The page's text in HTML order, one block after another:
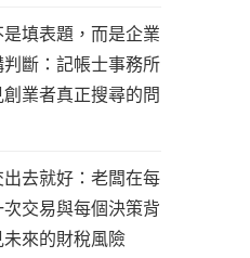
填表題，而是企業
斷：記帳士事務所
業者真正搜尋的問
去就好：老闆在每
交易與每個決策背
來的財稅風險